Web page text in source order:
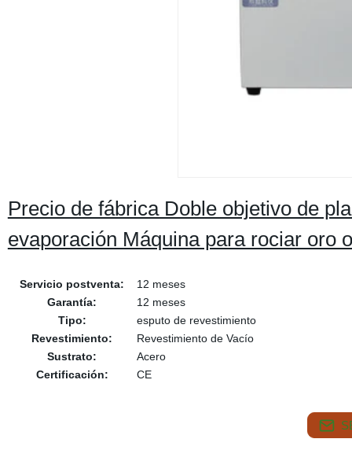
Precio de fábrica Doble objetivo de
evaporación Máquina para rociar oro
Servicio postventa:
12 meses
Garantía:
12 meses
Tipo:
esputo de revestimiento
Revestimiento:
Revestimiento de Vacío
Sustrato:
Acero
Certificación:
CE